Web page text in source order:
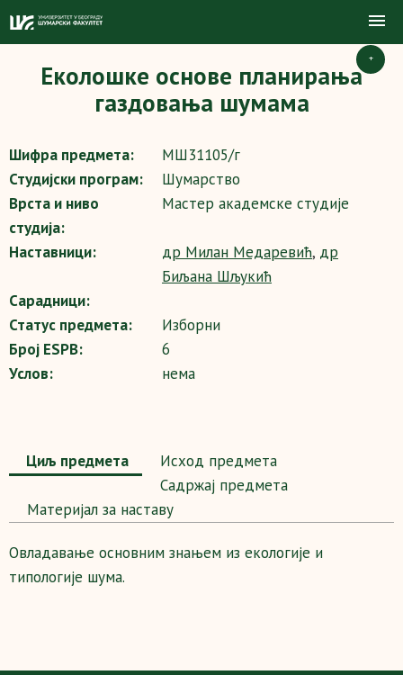
+
Еколошке основе планирања
газдовања шумама
Шифра предмета:
МШ31105/г
Студијски програм:
Шумарство
Врста и ниво
студија:
Мастер академске студије
Наставници: др Милан Медаревић, др
Биљана Шљукић
Сарадници:
Статус предмета:
Изборни
Број ESPB:
6
Услов:
нема
Циљ предмета
Исход предмета
Садржај предмета
Maтеријал за наставу
Овладавање основним знањем из екологије и
типологије шума.